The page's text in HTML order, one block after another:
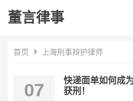
董言律事
首页 上海刑事辩护律师
07
快递面单如何成
获刑！